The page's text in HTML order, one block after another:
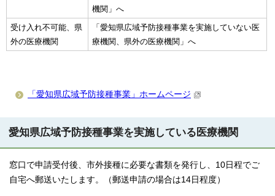
機関」へ
受け入れ不可能、県
外の医療機関
「愛知県広域予防接種事業を実施していない医
療機関、県外の医療機関」へ
「愛知県広域予防接種事業」ホームページ
愛知県広域予防接種事業を実施している医療機関
窓口で申請受付後、市外接種に必要な書類を発行し、10日程でご
自宅へ郵送いたします。（郵送申請の場合は14日程度）